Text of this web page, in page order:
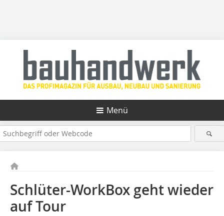
Menü
Schlüter-WorkBox geht wieder
auf Tour